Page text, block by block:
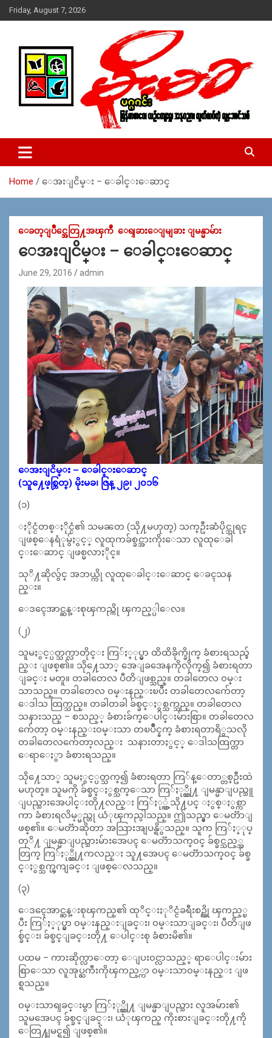
Skip
to
Friday, August 7, 2026
MoeMaKa Burmese News &
Media
ယ္ေရး – အမွတ္ ၂၅၄၊ ပထပ္၊ လမ္း ၄၀၊ ေက်ာက္တံတား၊ ရန္ကုန္။
(ဖုုံး – ၀၉ ၂၅၂ ၂၄၉ ၀၉၄ ၊ ၀၉ ၄၂၁ ၇၄၃ ၇၅၃ ၊ ၀၉ ၅၀၄ ၁၀ ၅၈) ျ
ဇာေစ်းသစ္ ။ ၀၉ ၇၈၆၈၃၇ ၃၀၅ / ၀၉ ၉၆၃၆၉၉၈၃၄
Home ေအးျငိမ္း – ေခါင္းေဆာင္
ေခတ္ျပိဳင္အေတြ႔အၾကဳံ ေရျခားေျမျခား ျမန္မာမ်ား
ေအးျငိမ္း – ေခါင္းေဆာင္
June 29, 2016 admin
ေအးျငိမ္း – ေခါင္းေဆာင္
(သူ႔ေဖ့စ္ဘြတ္) မိုးမခ၊ ဇြန္ ၂၉၊ ၂၀၁၆
(၁)
ႏိုင္ငံတစ္ႏိုင္ငံ၏ သမၼတ (သို႔မဟုတ္) သက္ဦးဆံပိုင္ဘုရင္
ျဖစ္ေနရံုမွ်ႏွင့္ လူထုကခ်စ္ခင္အားကိုးေသာ လူထုေခါ
င္းေဆာင္ ျဖစ္မလာႏိုင္။
သုိ႔ဆိုလွ်င္ အဘယ္ကို လူထုေခါင္းေဆာင္ ေခၚသန
ည္း။
ေဒၚေအာင္ဆန္းစုၾကည္ကို ၾကည့္ပါေလ။
(၂)
သူမႏွင့္ပတ္သက္လာတိုင္း ကြ်ႏ္ုပ္မွာ ထိထိခိုက္ခိုက္ ခံစားရသည္ခ်
ည္း ျဖစ္၏။ သို႔ေသာ္ အေျခအေနကိုလိုက္၍ ခံစားရတာ
ျခင္း မတူ။ တခါတေလ ပီတိျဖစ္သည္။ တခါတေလ ၀မ္း
သာသည္။ တခါတေလ ၀မ္းနည္းၿပီး တခါတေလက်ေတာ့
ေဒါသ ထြက္သည္။ တခါတခါ ခ်စ္ခင္ႏွစ္သက္သည္။ တခါတေလ
သနားသည္ – စသည့္ ခံစားခ်က္ေပါင္းမ်ားစြာ။ တခါတေလ
က်ေတာ့ ၀မ္းနည္း၀မ္းသာ တၿပိဳင္နက္ ခံစားရတာရိွသလို
တခါတေလက်ေတာ့လည္း သနားတာႏွင့္ ေဒါသထြက္တာ
ေရာေႏွာ ခံစားရသည္။
သို႔ေသာ္ သူမႏွင့္ပတ္သက္၍ ခံစားရတာ ကြ်န္ေတာ္တစ္ဦးထဲ
မဟုတ္။ သူမကို ခ်စ္ခင္ႏွစ္သက္ေသာ ကြ်ႏု္ပ္တို႔ ျမန္မာျပည္သူ
ျပည္သားအေပါင္းတို႔လည္း ကြ်ႏု္ပ္ကဲ့သို႔ပင္ ႏွစ္ႏွစ္ကာ
ကာ ခံစားရလိမ့္မည္ဟု ယံုၾကည္ပါသည္။ ဤသည္မွာ ေမတၱာျ
ဖစ္၏။ ေမတၱာဆိုတာ အသြားအျပန္ရိွသည္။ သူက ကြ်ႏ္ုပ္
တုိ႔ ျမန္မာျပည္သားမ်ားအေပၚ ေမတၱာသက္၀င္ ခ်စ္ခင္သည့္အ
တြက္ ကြ်ႏု္ပ္တို႔ကလည္း သူ႔အေပၚ ေမတၱာသက္၀င္ ခ်စ္ခ
င္ႏွစ္သက္ၾကျခင္း ျဖစ္ေလသည္။
(၃)
ေဒၚေအာင္ဆန္းစုၾကည္၏ ထုိင္းႏုိင္ငံခရီးစဥ္ကို ၾကည့္ၿ
ပီး ကြ်ႏ္ုပ္မွာ ၀မ္းနည္းျခင္း၊ ၀မ္းသာျခင္း၊ ပီတိျဖ
စ္ခ်င္း၊ ခ်စ္ခင္ျခင္းတို႔ ေပါင္းစု ခံစားမိ၏။
ပထမ – ကားဆိုက္လာေတာ့ ေျပး၀င္လာသည့္ ရာေပါင္းမ်ား
စြာေသာ လူအုပ္ႀကီးကိုၾကည့္ကာ ၀မ္းသာ၀မ္းနည္း ျဖ
စ္ရသည္။
၀မ္းသာရျခင္းမွာ ကြ်ႏု္ပ္တို႔ ျမန္မာျပည္သား လူအမ်ား၏
သူမအေပၚ ခ်စ္ခင္ျခင္း၊ ယံုၾကည္ ကိုးစားျခင္းတို႔ကို
ေတြ႔ျမင္ရ၍ ျဖစ္၏။